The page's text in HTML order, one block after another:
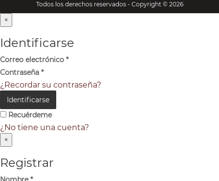
Todos los derechos reservados - Copyright © 2026
×
Identificarse
Correo electrónico *
Contraseña *
¿Recordar su contraseña?
Identificarse
Recuérdeme
¿No tiene una cuenta?
×
Registrar